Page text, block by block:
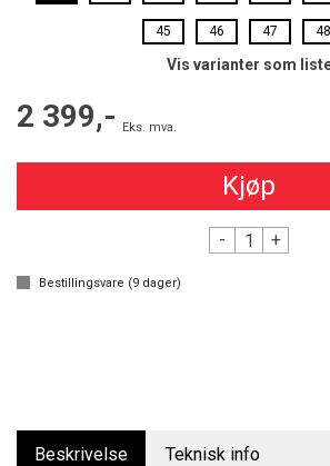
45 46 47 48
Vis varianter som
2 399,- Eks. mva.
Kjøp
- +
Bestillingsvare (9 dager)
Beskrivelse Teknisk info